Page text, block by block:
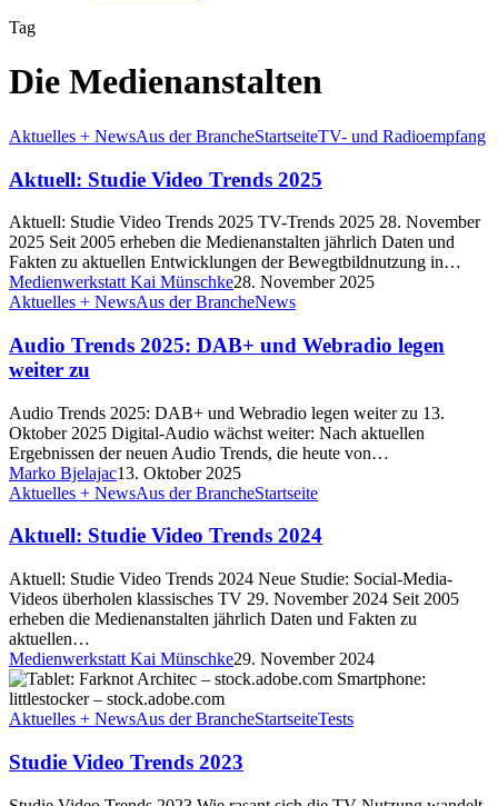
Tag
Die Medienanstalten
Aktuelles + NewsAus der BrancheStartseiteTV- und Radioempfang
Aktuell: Studie Video Trends 2025
Aktuell: Studie Video Trends 2025 TV-Trends 2025 28. November
2025 Seit 2005 erheben die Medienanstalten jährlich Daten und
Fakten zu aktuellen Entwicklungen der Bewegtbildnutzung in…
Medienwerkstatt Kai Münschke28. November 2025
Aktuelles + NewsAus der BrancheNews
Audio Trends 2025: DAB+ und Webradio legen
weiter zu
Audio Trends 2025: DAB+ und Webradio legen weiter zu 13.
Oktober 2025 Digital-Audio wächst weiter: Nach aktuellen
Ergebnissen der neuen Audio Trends, die heute von…
Marko Bjelajac13. Oktober 2025
Aktuelles + NewsAus der BrancheStartseite
Aktuell: Studie Video Trends 2024
Aktuell: Studie Video Trends 2024 Neue Studie: Social-Media-
Videos überholen klassisches TV 29. November 2024 Seit 2005
erheben die Medienanstalten jährlich Daten und Fakten zu
aktuellen…
Medienwerkstatt Kai Münschke29. November 2024
Aktuelles + NewsAus der BrancheStartseiteTests
Studie Video Trends 2023